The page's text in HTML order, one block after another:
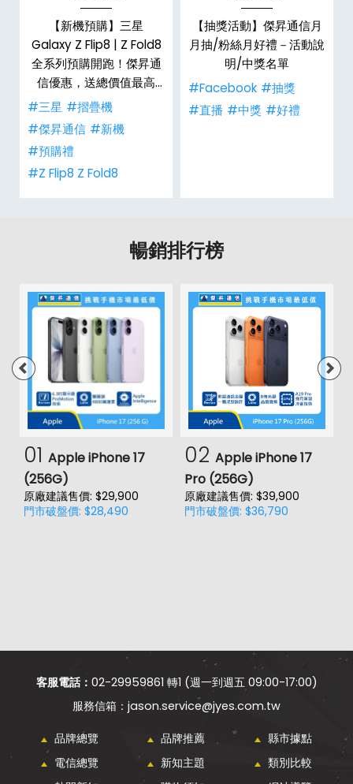
【新機預購】三星
Galaxy Z Flip8 | Z Fold8
全系列預購開跑！傑昇通
信優惠，送總價值最高
$2,180 好禮
#三星 #摺疊機
#傑昇通信 #新機
#預購禮
#Z Flip8 Z Fold8
【抽獎活動】傑昇通信月
月抽/粉絲月好禮－活動說
明/中獎名單
#Facebook #抽獎
#直播 #中獎 #好禮
暢銷排行榜
01 Apple iPhone 17
(256G)
原廠建議售價: $29,900
門市破盤價: $28,490
02 Apple iPhone 17
Pro (256G)
原廠建議售價: $39,900
門市破盤價: $36,790
客服電話： 02-29959861 轉1 (週一到週五 09:00-17:00)
jason.service@jyes.com.tw
品牌總覽 品牌推薦
縣市據點
電信總覽
新知主題
類別比較